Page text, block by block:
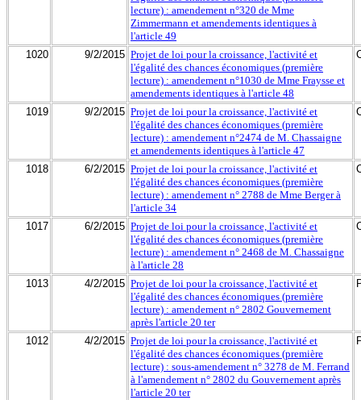
lecture) : amendement n°320 de Mme
Zimmermann et amendements identiques à
l'article 49
1020
9/2/2015 Projet de loi pour la croissance, l'activité et
l'égalité des chances économiques (première
lecture) : amendement n°1030 de Mme Fraysse et
amendements identiques à l'article 48
1019 9/2/2015 Projet de loi pour la croissance, l'activité et
l'égalité des chances économiques (première
lecture) : amendement n°2474 de M. Chassaigne
et amendements identiques à l'article 47
1018 6/2/2015 Projet de loi pour la croissance, l'activité et
l'égalité des chances économiques (première
lecture) : amendement n° 2788 de Mme Berger à
l'article 34
1017 6/2/2015 Projet de loi pour la croissance, l'activité et
l'égalité des chances économiques (première
lecture) : amendement n° 2468 de M. Chassaigne
à l'article 28
1013 4/2/2015 Projet de loi pour la croissance, l'activité et
l'égalité des chances économiques (première
lecture) : amendement n° 2802 Gouvernement
après l'article 20 ter
1012 4/2/2015 Projet de loi pour la croissance, l'activité et
l'égalité des chances économiques (première
lecture) : sous-amendement n° 3278 de M. Ferrand
à l'amendement n° 2802 du Gouvernement après
l'article 20 ter